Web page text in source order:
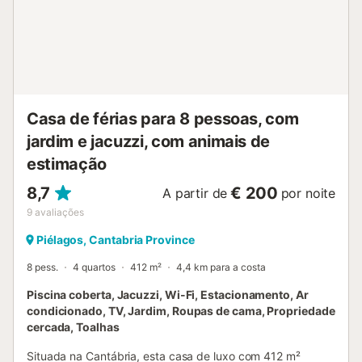
Casa de férias para 8 pessoas, com
jardim e jacuzzi, com animais de
estimação
8,7
9 avaliações
A partir de € 200 por noite
Piélagos, Cantabria Province
8 pess. 4 quartos 412 m² 4,4 km para a costa
Piscina coberta, Jacuzzi, Wi-Fi, Estacionamento, Ar
condicionado, TV, Jardim, Roupas de cama, Propriedade
cercada, Toalhas
Situada na Cantábria, esta casa de luxo com 412 m²